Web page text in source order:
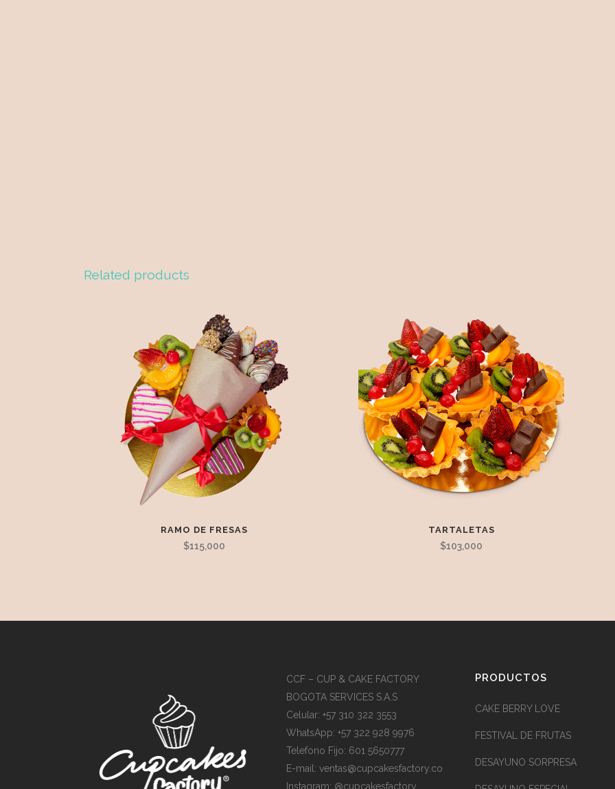
Related products
RAMO DE FRESAS
$115,000
TARTALETAS
$103,000
CCF – CUP & CAKE FACTORY
BOGOTA SERVICES S.A.S
Celular: +57 310 322 3553
WhatsApp: +57 322 928 9976
Telefono Fijo: 601 5650777
E-mail: ventas@cupcakesfactory.co
Instagram: @cupcakesfactory
Cupcakes Factory
PRODUCTOS
CAKE BERRY LOVE
FESTIVAL DE FRUTAS
DESAYUNO SORPRESA